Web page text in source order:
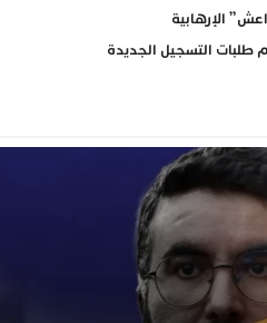
الإرهابية
طلبات التسجيل الجديدة